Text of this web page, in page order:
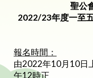
聖公
2022/23年度一至
報名時間：
由2022年10月10日
午12時正